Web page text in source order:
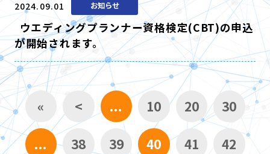
2024.09.01 お知らせ
ウエディングプランナー資格検定(CBT)の申込
が開始されます。
« < ... 10 20 30
... 38 39 40 41 42